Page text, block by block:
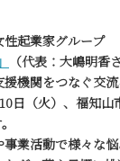
起業家グループ
（代表：大嶋明香
機関をつなぐ交
日（火）、福知
事業活動で様々な